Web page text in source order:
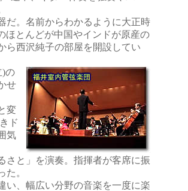
。名前からわかるように大正時
ほとんどが中国やインドが原産の
ら西沢純子の部屋を開設してい
)の
せ
変
ド
気
と」を演奏。指揮者が客席に振
た。
、幅広い分野の音楽を一度に楽